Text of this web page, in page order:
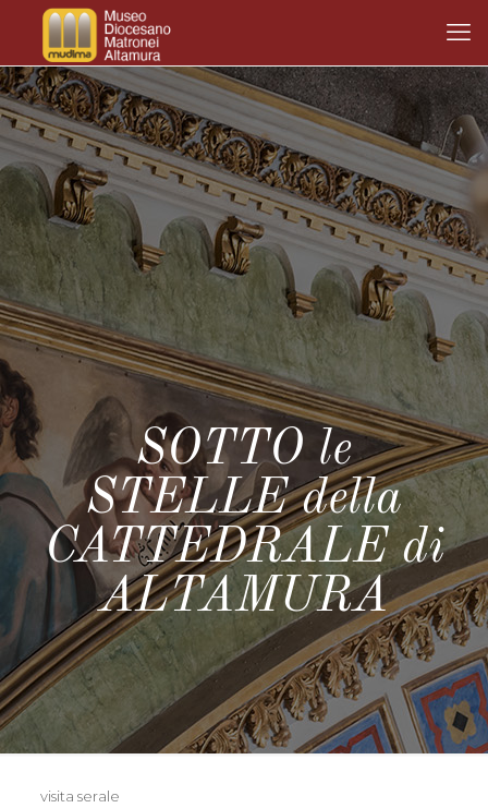
SOTTO le
STELLE della
CATTEDRALE di
ALTAMURA
visita serale